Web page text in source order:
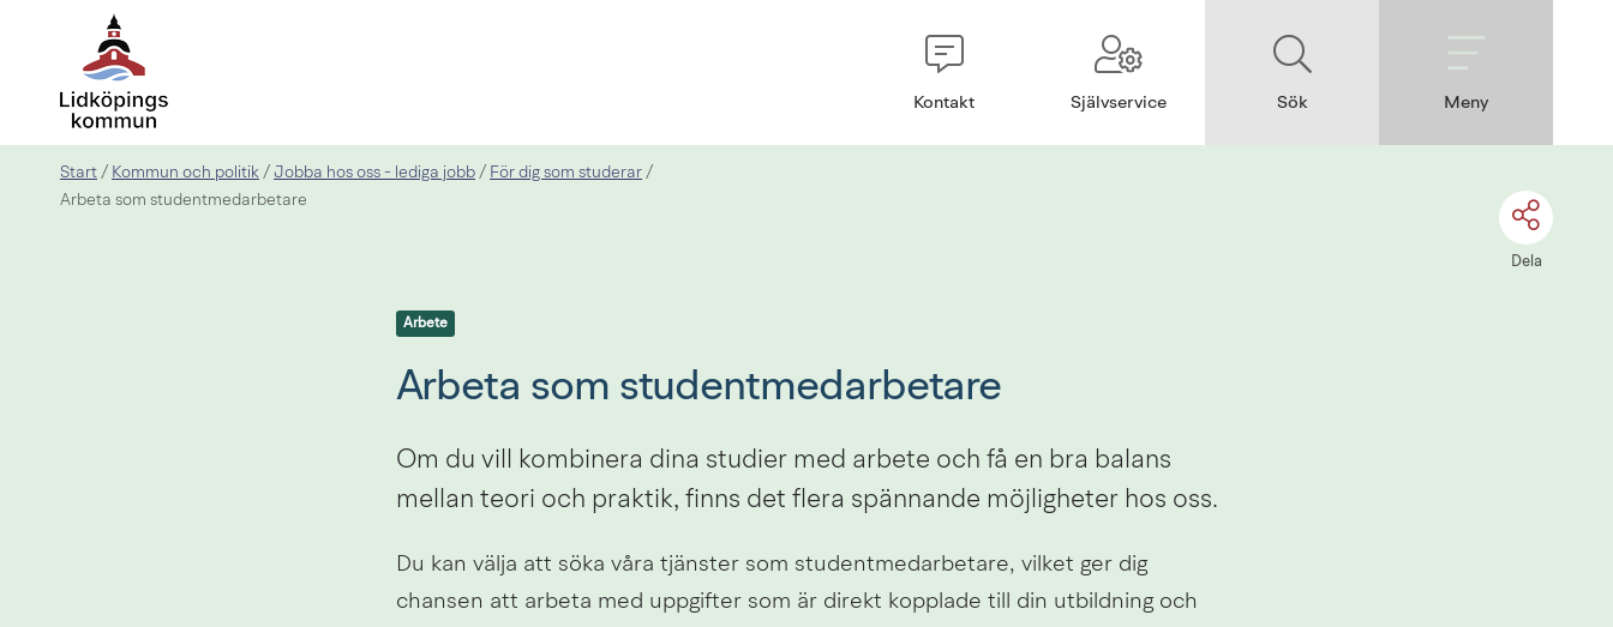
Kontakt Självservice Sök Meny
Start / Kommun och politik / Jobba hos oss - lediga jobb / För dig som studerar /
Arbeta som studentmedarbetare
Dela
Arbete
Arbeta som studentmedarbetare
Om du vill kombinera dina studier med arbete och få en bra balans
mellan teori och praktik, finns det flera spännande möjligheter hos oss.
Du kan välja att söka våra tjänster som studentmedarbetare, vilket ger dig
chansen att arbeta med uppgifter som är direkt kopplade till din utbildning och